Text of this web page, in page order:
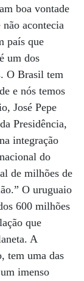
boa vontade
acontecia
país que
um dos
O Brasil tem
e nós temos
José Pepe
Presidência,
integração
do
de milhões de
O uruguaio
600 milhões
que
A
tem uma das
imenso